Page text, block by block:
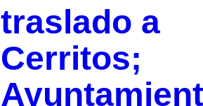
traslado a
Cerritos;